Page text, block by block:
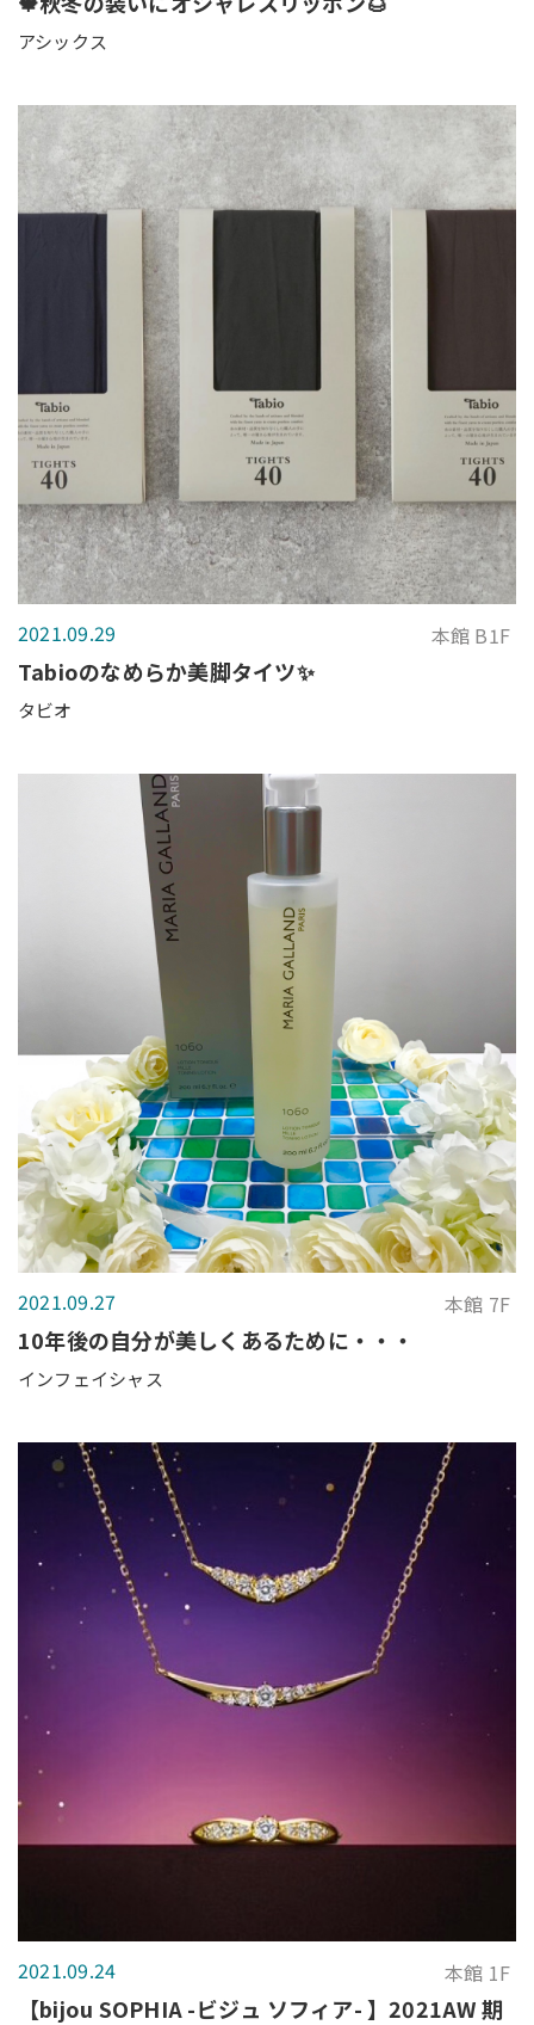
アシックス
2021.09.29 本館 B1F
Tabioのなめらか美脚タイツ✨
タビオ
2021.09.27 本館 7F
10年後の自分が美しくあるために・・・
インフェイシャス
2021.09.24 本館 1F
【bijou SOPHIA -ビジュ ソフィア- 】2021AW 期